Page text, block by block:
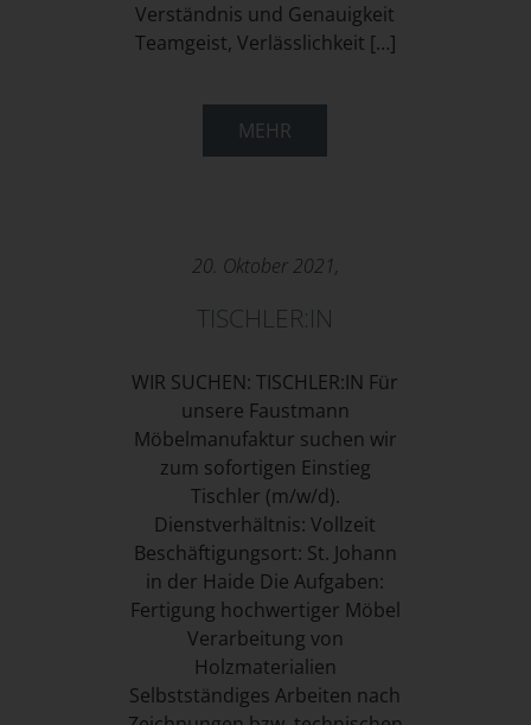
Verständnis und Genauigkeit
Teamgeist, Verlässlichkeit […]
MEHR
20. Oktober 2021,
TISCHLER:IN
WIR SUCHEN: TISCHLER:IN Für
unsere Faustmann
Möbelmanufaktur suchen wir
zum sofortigen Einstieg
Tischler (m/w/d).
Dienstverhältnis: Vollzeit
Beschäftigungsort: St. Johann
in der Haide Die Aufgaben:
Fertigung hochwertiger Möbel
Verarbeitung von
Holzmaterialien
Selbstständiges Arbeiten nach